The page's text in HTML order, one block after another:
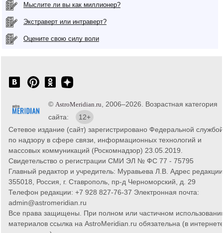
Мыслите ли вы как миллионер?
Экстраверт или интраверт?
Оцените свою силу воли
© AstroMeridian.ru , 2006–2026. Возрастная категория
сайта:
12+
Сетевое издание (сайт) зарегистрировано Федеральной службой
по надзору в сфере связи, информационных технологий и
массовых коммуникаций (Роскомнадзор) 23.05.2019.
Свидетельство о регистрации СМИ ЭЛ № ФС 77 - 75795
Главный редактор и учредитель: Муравьева Л.В. Адрес
355018, Россия, г. Ставрополь, пр-д Черноморский, д. 29
Телефон редакции: +7 928 827-76-37 Электронная почта:
admin@astromeridian.ru
Все права защищены. При полном или частичном
материалов ссылка на AstroMeridian.ru обязательна (в